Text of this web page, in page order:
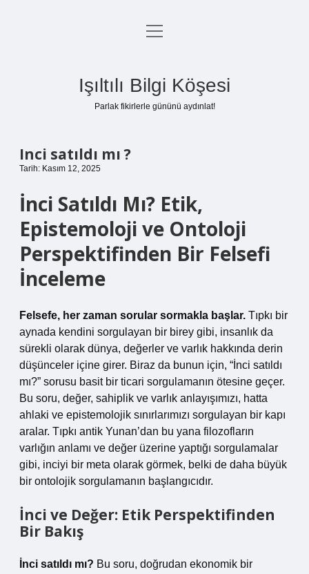
Anasayfa
Yasal Uyarı
menüyü
Işıltılı Bilgi Köşesi
Parlak fikirlerle gününü aydınlat!
Inci satıldı mı ?
Tarih: Kasım 12, 2025
İnci Satıldı Mı? Etik,
Epistemoloji ve Ontoloji
Perspektifinden Bir Felsefi
İnceleme
Felsefe, her zaman sorular sormakla başlar. Tıpkı bir
aynada kendini sorgulayan bir birey gibi, insanlık da
sürekli olarak dünya, değerler ve varlık hakkında derin
düşünceler içine girer. Biraz da bunun için, “İnci satıldı
mı?” sorusu basit bir ticari sorgulamanın ötesine geçer.
Bu soru, değer, sahiplik ve varlık anlayışımızı, hatta
ahlaki ve epistemolojik sınırlarımızı sorgulayan bir kapı
aralar. Tıpkı antik Yunan’dan bu yana filozofların
varlığın anlamı ve değer üzerine yaptığı sorgulamalar
gibi, inciyi bir meta olarak görmek, belki de daha büyük
bir ontolojik sorgulamanın başlangıcıdır.
İnci ve Değer: Etik Perspektifinden
Bir Bakış
İnci satıldı mı? Bu soru, doğrudan ekonomik bir